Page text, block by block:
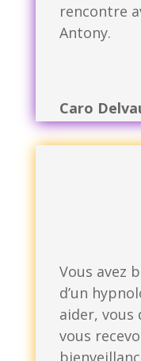
rencontre
Antony.
Caro
Vous avez
d’un
aider, vous
vous